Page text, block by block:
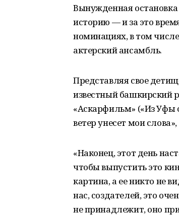
Вынужденная
историю — и за это
номинациях, в том
актерский ансамбль.
Представляя свое
известный башкирский
«Аскарфильм» («Из Уфы
ветер унесет мои
«Наконец, этот день
чтобы выпустить это
картина, а ее никто не
нас, создателей, это
не принадлежит, оно